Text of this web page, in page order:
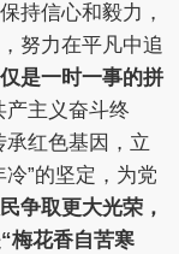
持信心和毅力，
努力在平凡中追
是一时一事的拼
产主义奋斗终
承红色基因，立
”的坚定，为党
争取更大光荣，
梅花香自苦寒